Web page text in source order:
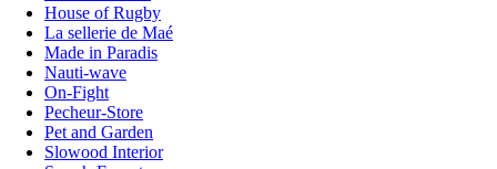
House of Rugby
La sellerie de Maé
Made in Paradis
Nauti-wave
On-Fight
Pecheur-Store
Pet and Garden
Slowood Interior